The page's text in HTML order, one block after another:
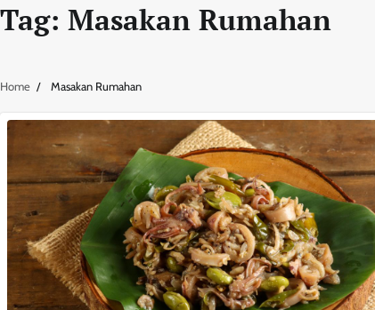
Tag: Masakan Rumahan
Home Masakan Rumahan